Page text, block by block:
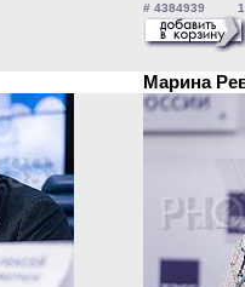
# 4384939 17
Марина